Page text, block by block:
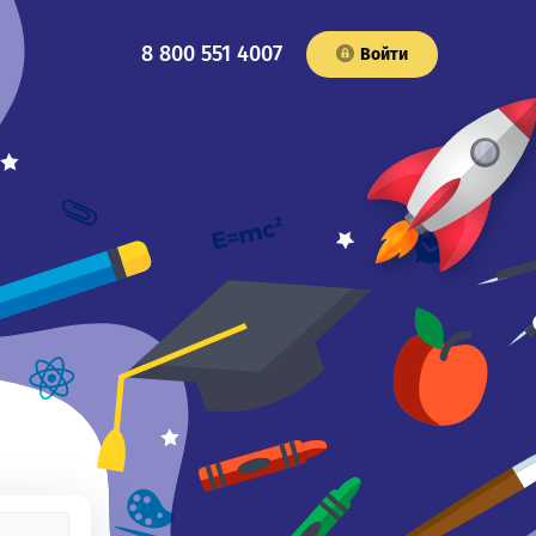
8 800 551 4007 Войти